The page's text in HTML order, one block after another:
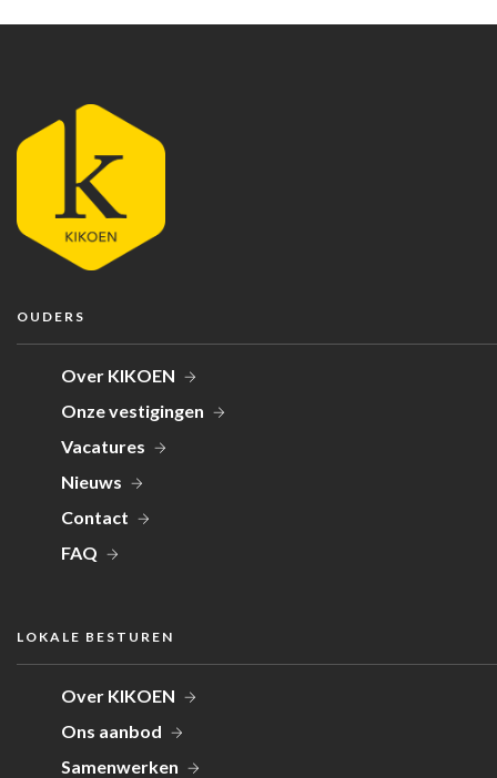
OUDERS
Over KIKOEN
Onze vestigingen
Vacatures
Nieuws
Contact
FAQ
LOKALE BESTUREN
Over KIKOEN
Ons aanbod
Samenwerken